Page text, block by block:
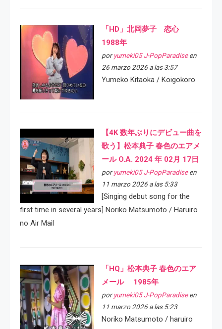
「HD」北岡夢子 恋心
1988年
por yumeki05 J-PopParadiseen
26 marzo 2026 a las 3:57
Yumeko Kitaoka / Koigokoro
【4K 数年ぶりにデビュー曲を
歌う】松本典子 春色のエアメ
ール O.A. 2024 年 02月 17日
por yumeki05 J-PopParadiseen
11 marzo 2026 a las 5:33
[Singing debut song for the
first time in several years] Noriko Matsumoto / Haruiro
no Air Mail
「HQ」松本典子 春色のエア
メール 1985年
por yumeki05 J-PopParadiseen
11 marzo 2026 a las 5:23
Noriko Matsumoto / haruiro